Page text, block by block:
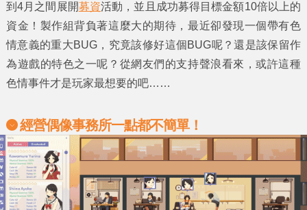
到4月之間展開募資活動，並且成功募得目標金額10倍以上的
資金！製作組背負著這麼大的期待，最近卻發現一個 帶有色
情意義的重大BUG ，究竟該修好這個BUG呢？還是該保留作
為遊戲的特色之一呢？從網友們的支持聲浪看來，或許這種
色情事件才是玩家最想要的吧……
經營偶像事務所一點都不簡單！